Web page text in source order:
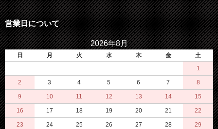
営業日について
2026年8月
日 月 火 水 木 金
土
1
2 3 4 5 6 7 8
9 10 11 12 13 14 15
16 17 18 19 20 21 22
23 24 25 26 27 28 29